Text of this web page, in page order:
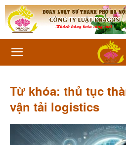
Từ khóa: thủ tục
vận tải logistics